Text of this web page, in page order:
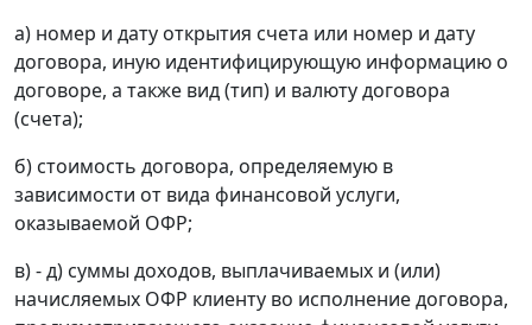
а) номер и дату открытия счета или номер и дату
договора, иную идентифицирующую информацию о
договоре, а также вид (тип) и валюту договора
(счета);
б) стоимость договора, определяемую в
зависимости от вида финансовой услуги,
оказываемой ОФР;
в) - д) суммы доходов, выплачиваемых и (или)
начисляемых ОФР клиенту во исполнение договора,